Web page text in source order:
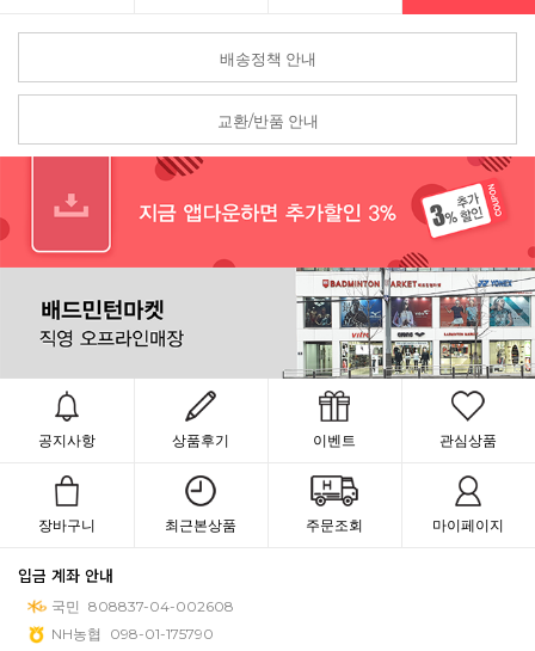
배송정책 안내
교환/반품 안내
공지사항 상품후기 이벤트 관심상품
장바구니 최근본상품 주문조회 마이페이지
입금 계좌 안내
국민 808837-04-002608
NH농협
098-01-175790